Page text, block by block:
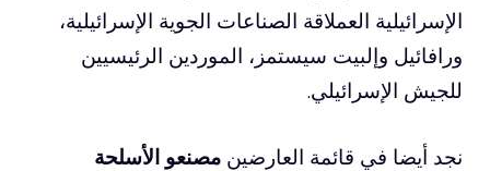
الإسرائيلية العملاقة الصناعات الجوية الإسرائيلية،
ورافائيل وإلبيت سيستمز، الموردين الرئيسيين
للجيش الإسرائيلي.
نجد أيضا في قائمة العارضين مصنعو الأسلحة